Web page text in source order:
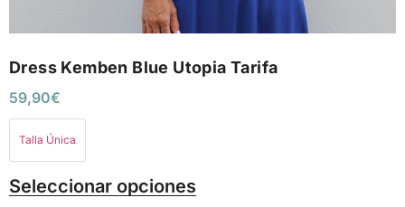
Dress Kemben Blue Utopia Tarifa
59,90€
Talla Única
Seleccionar opciones